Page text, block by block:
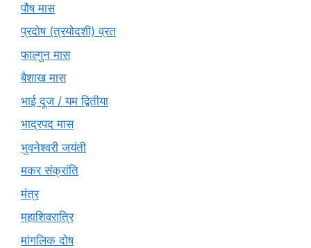
पौष मास
प्रदोष (त्रयोदशी) व्रत
फाल्गुन मास
बैशाख मास
भाई दूज / यम द्वितीया
भाद्रपद मास
भुवनेश्वरी जयंती
मकर संक्रांति
मंत्र
महाशिवरात्रि
मांगलिक दोष